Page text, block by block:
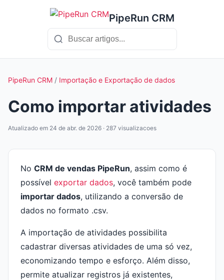
PipeRun CRM
PipeRun CRM / Importação e Exportação de dados
Como importar atividades
Atualizado em 24 de abr. de 2026 · 287 visualizacoes
No CRM de vendas PipeRun, assim como é
possível exportar dados, você também pode
importar dados, utilizando a conversão de
dados no formato .csv.
A importação de atividades possibilita
cadastrar diversas atividades de uma só vez,
economizando tempo e esforço. Além disso,
permite atualizar registros já existentes,